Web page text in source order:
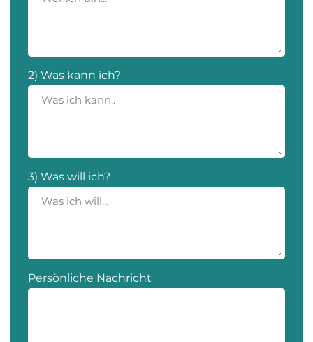
2) Was kann ich?
3) Was will ich?
Persönliche Nachricht